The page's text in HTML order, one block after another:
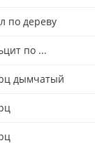
по дереву
по ...
дымчатый